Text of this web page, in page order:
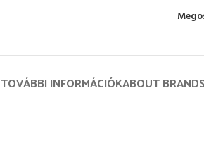
TOVÁBBI INFORMÁCIÓKABOUT BRAND